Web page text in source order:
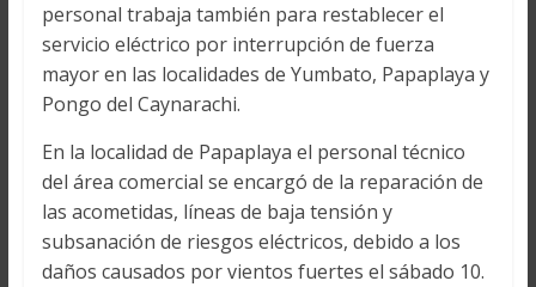
personal trabaja también para restablecer el
servicio eléctrico por interrupción de fuerza
mayor en las localidades de Yumbato, Papaplaya y
Pongo del Caynarachi.
En la localidad de Papaplaya el personal técnico
del área comercial se encargó de la reparación de
las acometidas, líneas de baja tensión y
subsanación de riesgos eléctricos, debido a los
daños causados por vientos fuertes el sábado 10.